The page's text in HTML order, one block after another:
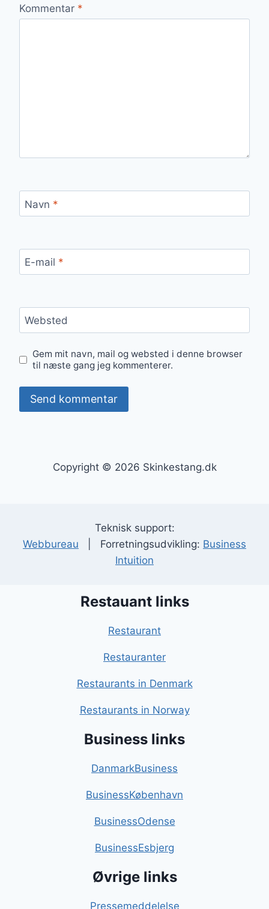
Kommentar *
Navn *
E-mail *
Websted
Gem mit navn, mail og websted i denne browser
til næste gang jeg kommenterer.
Copyright © 2026 Skinkestang.dk
Teknisk support:
Webbureau | Forretningsudvikling: Business
Intuition
Restauant links
Restaurant
Restauranter
Restaurants in Denmark
Restaurants in Norway
Business links
DanmarkBusiness
BusinessKøbenhavn
BusinessOdense
BusinessEsbjerg
Øvrige links
Pressemeddelelse